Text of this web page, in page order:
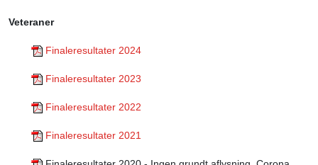
Veteraner
Finaleresultater 2024
Finaleresultater 2023
Finaleresultater 2022
Finaleresultater 2021